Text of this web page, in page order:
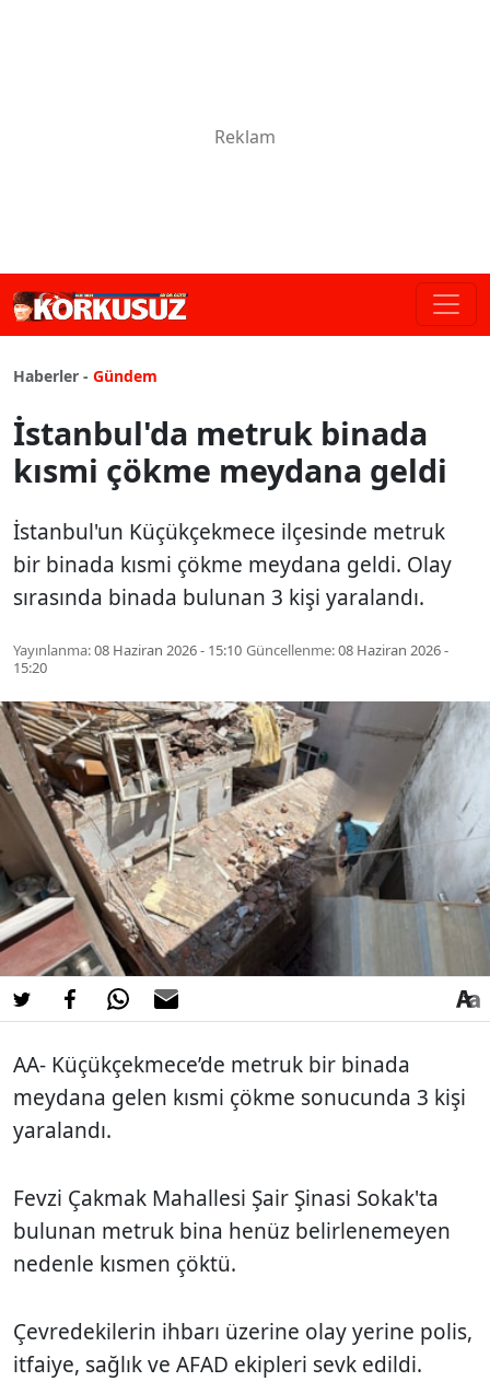
Haberler - Gündem
İstanbul'da metruk binada
kısmi çökme meydana geldi
İstanbul'un Küçükçekmece ilçesinde metruk
bir binada kısmi çökme meydana geldi. Olay
sırasında binada bulunan 3 kişi yaralandı.
Yayınlanma:08 Haziran 2026 - 15:10 Güncellenme:08 Haziran 2026 -
15:20
AA- Küçükçekmece’de metruk bir binada
meydana gelen kısmi çökme sonucunda 3 kişi
yaralandı.
Fevzi Çakmak Mahallesi Şair Şinasi Sokak'ta
bulunan metruk bina henüz belirlenemeyen
nedenle kısmen çöktü.
Çevredekilerin ihbarı üzerine olay yerine polis,
itfaiye, sağlık ve AFAD ekipleri sevk edildi.